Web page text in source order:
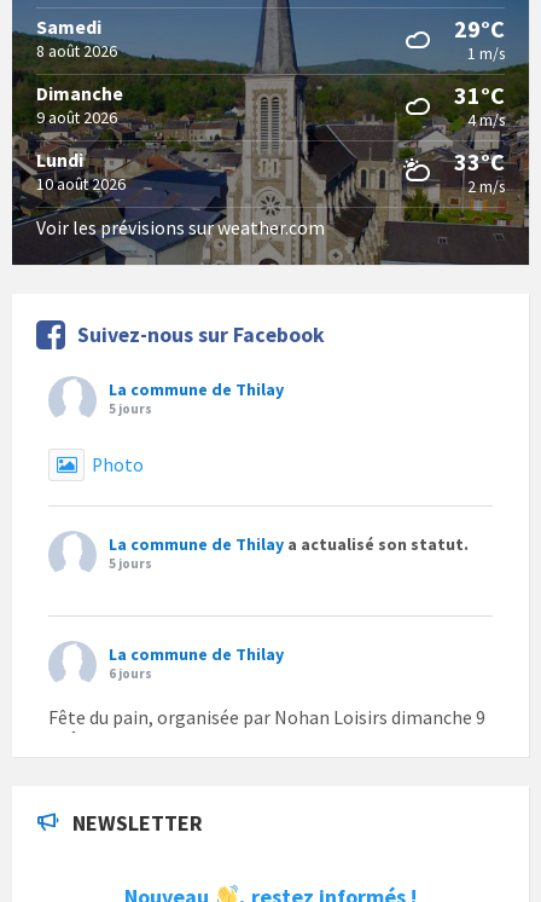
Samedi
8 août 2026
29°C
1 m/s
Dimanche
9 août 2026
31°C
4 m/s
Lundi
10 août 2026
33°C
2 m/s
Voir les prévisions sur weather.com
Suivez-nous sur Facebook
La commune de Thilay
5 jours
Photo
La commune de Thilay a actualisé son statut.
5 jours
La commune de Thilay
6 jours
Fête du pain, organisée par Nohan Loisirs dimanche 9
août.
NEWSLETTER
Nouveau restez informés !